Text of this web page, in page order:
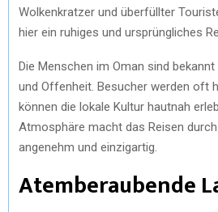
Wolkenkratzer und überfüllter
hier ein ruhiges und ursprüngliches
Die Menschen im Oman sind
und Offenheit. Besucher werden oft
können die lokale Kultur hautnah
Atmosphäre macht das Reisen
angenehm und einzigartig.
Atemberaubende